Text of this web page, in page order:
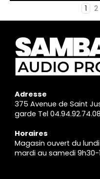
1 2
Adresse
375 Avenue de Saint
garde Tel 04.94.92.74.08
Horaires
Magasin ouvert du lundi
mardi au samedi 9h30-